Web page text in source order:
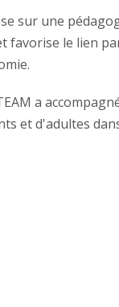
sur une
favorise le lien
a
et d'adultes